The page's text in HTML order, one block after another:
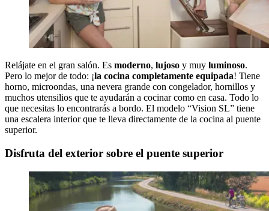
Relájate en el gran salón. Es moderno, lujoso y muy luminoso.
Pero lo mejor de todo: ¡la cocina completamente equipada! Tiene
horno, microondas, una nevera grande con congelador, hornillos y
muchos utensilios que te ayudarán a cocinar como en casa. Todo lo
que necesitas lo encontrarás a bordo. El modelo “Vision SL” tiene
una escalera interior que te lleva directamente de la cocina al puente
superior.
Disfruta del exterior sobre el puente superior